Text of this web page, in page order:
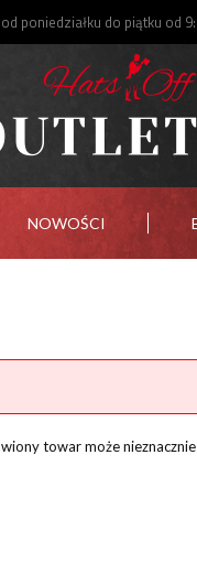
poniedziałku do piątku od
NOWOŚCI
towar może